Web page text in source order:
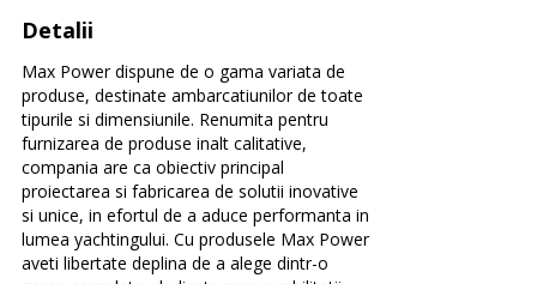
Detalii
Max Power dispune de o gama variata de
produse, destinate ambarcatiunilor de toate
tipurile si dimensiunile. Renumita pentru
furnizarea de produse inalt calitative,
compania are ca obiectiv principal
proiectarea si fabricarea de solutii inovative
si unice, in efortul de a aduce performanta in
lumea yachtingului. Cu produsele Max Power
aveti libertate deplina de a alege dintr-o